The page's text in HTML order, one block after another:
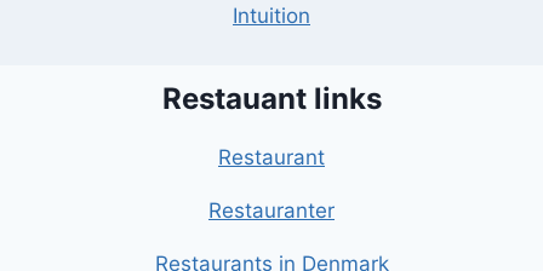
Intuition
Restauant links
Restaurant
Restauranter
Restaurants in Denmark